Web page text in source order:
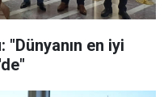
"Dünyanın en iyi